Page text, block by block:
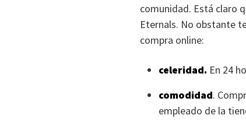
comunidad. Está claro
Eternals. No obstante
compra online:
celeridad. En 24
comodidad.
empleado de la